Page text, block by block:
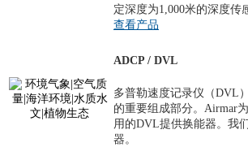
定深度为1,000米的深度传
查看产品
ADCP / DVL
多普勒速度记录仪（DVL
的重要组成部分。Airmar
用的DVL提供换能器。我
器。